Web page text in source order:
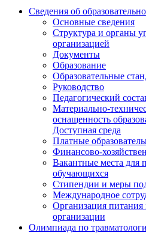
Сведения об
Основные сведения
Структура и органы
организацией
Документы
Образование
Образовательные
Руководство
Педагогический
Материально-
оснащенность
Доступная среда
Платные
Финансово-
Вакантные места для
обучающихся
Стипендии и меры
Международное
Организация питания
организации
Олимпиада по